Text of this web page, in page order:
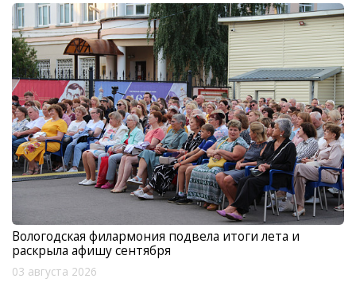
Вологодская филармония подвела итоги лета и
раскрыла афишу сентября
03 августа 2026